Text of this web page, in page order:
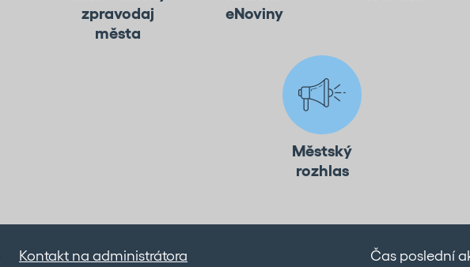
zpravodaj
města
eNoviny
Městský
rozhlas
Kontakt na administrátora Čas poslední